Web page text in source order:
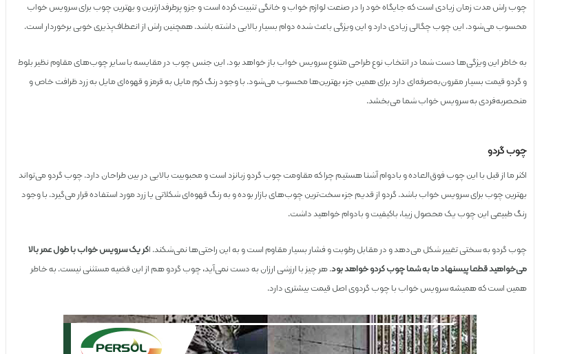
چوب راش مدت زمان زیادی است که جایگاه خود را در صنعت لوازم خواب و خانگی تثبیت کرده است و جزو پرطرفدارترین و بهترین چوب برای سرویس خواب
محسوب می‌شود. این چوب چگالی زیادی دارد و این ویژگی باعث شده دوام بسیار بالایی داشته باشد. همچنین راش از انعطاف‌پذیری خوبی برخوردار است.
به خاطر این ویژگی‌ها دست شما در انتخاب نوع طراحی متنوع سرویس خواب باز خواهد بود. این جنس چوب در مقایسه با سایر چوب‌های مقاوم نظیر بلوط
و گردو قیمت بسیار مقرون‌به‌صرفه‌ای دارد برای همین جزء بهترین‌ها محسوب می‌شود. با وجود رنگ کرم مایل به قرمز و قهوه‌ای مایل به زرد ظرافت خاص و
منحصر‌به‌فردی به سرویس خواب شما می‌بخشد.
چوب گردو
اکثر ما از قبل با این چوب فوق‌العاده و بادوام آشنا هستیم چرا که مقاومت چوب گردو زبانزد است و محبوبیت بالایی در بین طراحان دارد. چوب گردو می‌تواند
بهترین چوب برای سرویس خواب باشد. گردو از قدیم جزء سخت‌ترین چوب‌های بازار بوده و به رنگ قهوه‌ای شکلاتی یا زرد مورد استفاده قرار می‌گیرد. با وجود
رنگ طبیعی این چوب یک محصول زیبا، باکیفیت و بادوام خواهید داشت.
چوب گردو به سختی تغییر شکل می‌دهد و در مقابل رطوبت و فشار بسیار مقاوم است و به این راحتی‌ها نمی‌شکند. اگر یک سرویس خواب با طول عمر بالا
می‌خواهید قطعا پیشنهاد ما به شما چوب گردو خواهد بود. هر چیز با ارزشی ارزان به دست نمی‌آید، چوب گردو هم از این قضیه مستثنی نیست. به خاطر
همین است که همیشه سرویس خواب با چوب گردوی اصل قیمت بیشتری دارد.